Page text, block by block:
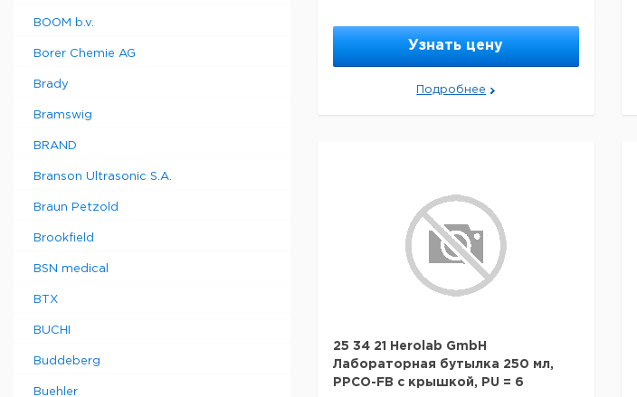
BOOM b.v.
Borer Chemie AG
Brady
Bramswig
BRAND
Branson Ultrasonic S.A.
Braun Petzold
Brookfield
BSN medical
BTX
BUCHI
Buddeberg
Buehler
Узнать цену
Подробнее
25 34 21 Herolab GmbH
Лабораторная бутылка 250 мл,
PPCO-FB с крышкой, PU = 6